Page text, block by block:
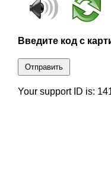
Введите код с
Отправить
Your support ID is: